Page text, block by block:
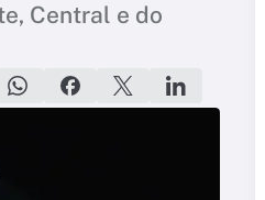
Central e do